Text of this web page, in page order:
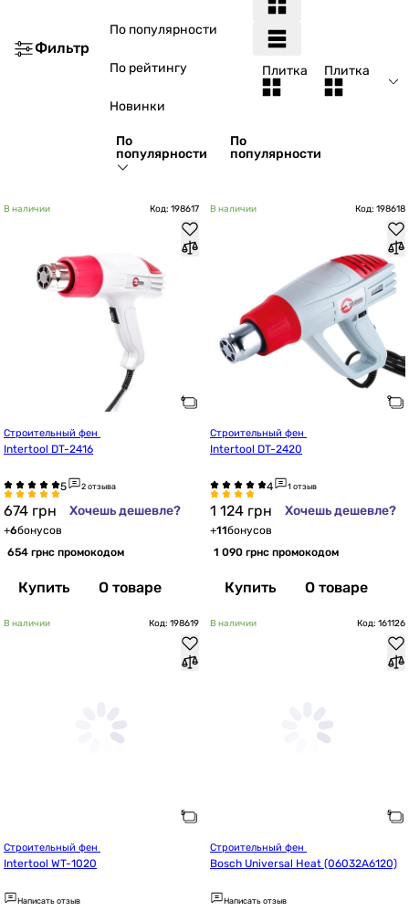
Фильтр
По популярности
По рейтингу
Новинки
По
популярности
По
популярности
Плитка Плитка
В наличии Код: 198617
Intertool DT-2416
2 отзыва
674 грн Хочешь дешевле?
+6бонусов
654 грнс промокодом
Купить О товаре
В наличии Код: 198618
Intertool DT-2420
1 отзыв
1 124 грн Хочешь дешевле?
+11бонусов
1 090 грнс промокодом
Купить О товаре
В наличии Код: 198619
Intertool WT-1020
Написать отзыв
В наличии Код: 161126
Bosch Universal Heat (06032A6120)
Написать отзыв